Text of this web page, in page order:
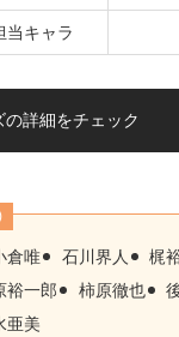
当キャラ
詳細をチェック
倉唯 石川界人 梶
裕一郎 柿原徹也
亜美